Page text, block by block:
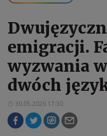
emigracji.
wyzwania
dwóch
30.05.2026 17:30